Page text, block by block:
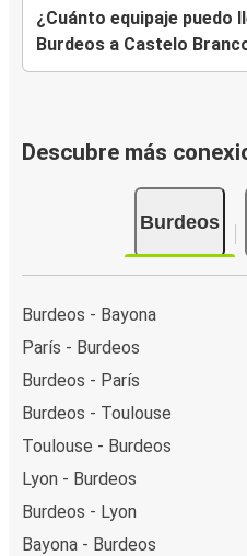
¿Cuánto equipaje puedo
Burdeos a Castelo
Descubre más
Burdeos
Burdeos - Bayona
París - Burdeos
Burdeos - París
Burdeos - Toulouse
Toulouse - Burdeos
Lyon - Burdeos
Burdeos - Lyon
Bayona - Burdeos